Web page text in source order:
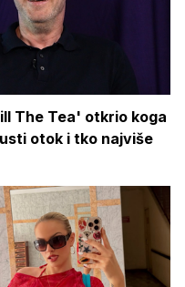
The Tea' otkrio koga
otok i tko najviše